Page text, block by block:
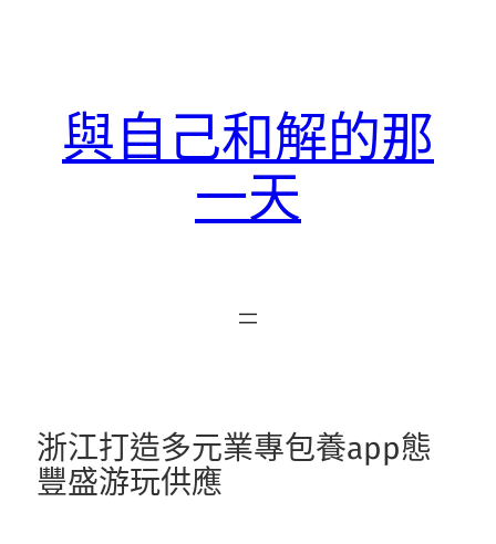
與自己和解的那
一天
浙江打造多元業專包養app態
豐盛游玩供應